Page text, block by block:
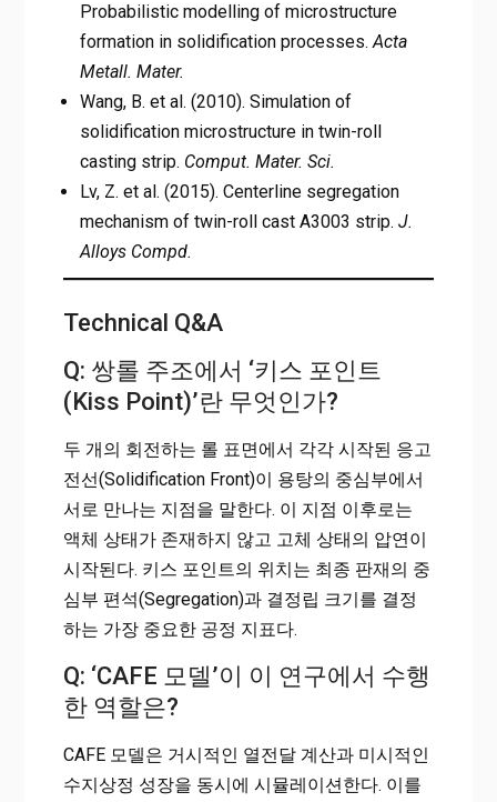
Probabilistic modelling of microstructure
formation in solidification processes.Acta
Metall. Mater.
Wang, B. et al. (2010). Simulation of
solidification microstructure in twin-roll
casting strip. Comput. Mater. Sci.
Lv, Z. et al. (2015). Centerline segregation
mechanism of twin-roll cast A3003 strip. J.
Alloys Compd.
Technical Q&A
Q: 쌍롤 주조에서 ‘키스 포인트
(Kiss Point)’란 무엇인가?
두 개의 회전하는 롤 표면에서 각각 시작된 응고
전선(Solidification Front)이 용탕의 중심부에서
서로 만나는 지점을 말한다. 이 지점 이후로는
액체 상태가 존재하지 않고 고체 상태의 압연이
시작된다. 키스 포인트의 위치는 최종 판재의 중
심부 편석(Segregation)과 결정립 크기를 결정
하는 가장 중요한 공정 지표다.
Q: ‘CAFE 모델’이 이 연구에서 수행
한 역할은?
CAFE 모델은 거시적인 열전달 계산과 미시적인
수지상정 성장을 동시에 시뮬레이션한다. 이를